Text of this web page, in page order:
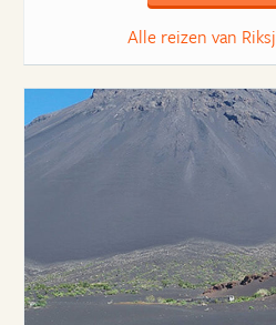
Alle reizen van